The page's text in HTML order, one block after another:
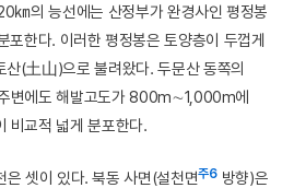
㎞의 능선에는 산정부가 완경사인 평정봉
포한다. 이러한 평정봉은 토양층이 두껍게
산(土山)으로 불려왔다. 두문산 동쪽의
변에도 해발고도가 800m∼1,000m에
비교적 넓게 분포한다.
은 셋이 있다. 북동 사면(설천면주6 방향)은